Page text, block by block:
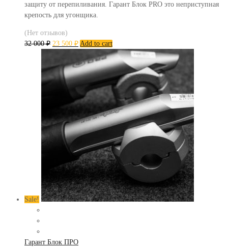
защиту от перепиливания. Гарант Блок PRO это неприступная
крепость для угонщика.
(Нет отзывов)
32 000₽ 23 500 ₽ Add to cart
Sale!
Гарант Блок ПРО